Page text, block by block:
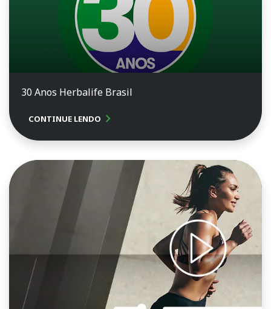
30 Anos Herbalife Brasil
CONTINUE LENDO chevron_right